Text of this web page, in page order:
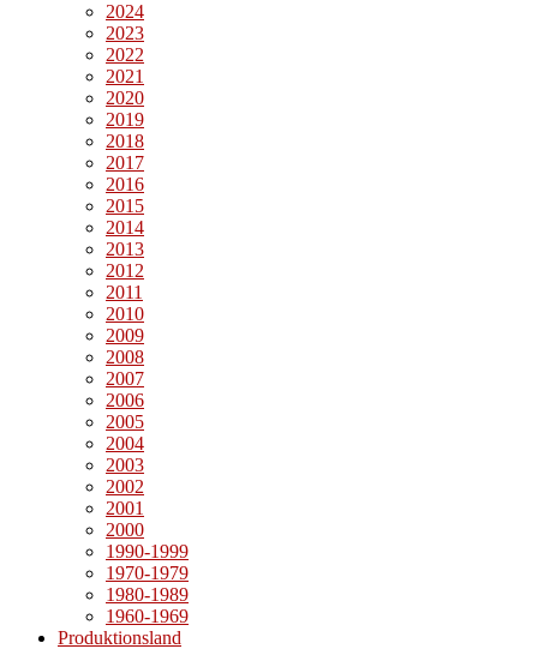
2024
2023
2022
2021
2020
2019
2018
2017
2016
2015
2014
2013
2012
2011
2010
2009
2008
2007
2006
2005
2004
2003
2002
2001
2000
1990-1999
1970-1979
1980-1989
1960-1969
Produktionsland